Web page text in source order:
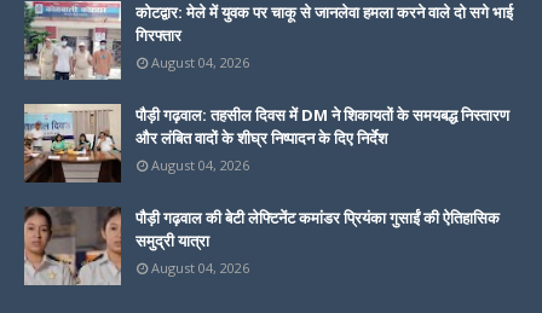
कोटद्वार: मेले में युवक पर चाकू से जानलेवा हमला करने वाले दो सगे भाई
गिरफ्तार
August 04, 2026
पौड़ी गढ़वाल: तहसील दिवस में DM ने शिकायतों के समयबद्ध निस्तारण
और लंबित वादों के शीघ्र निष्पादन के दिए निर्देश
August 04, 2026
पौड़ी गढ़वाल की बेटी लेफ्टिनेंट कमांडर प्रियंका गुसाईं की ऐतिहासिक
समुद्री यात्रा
August 04, 2026